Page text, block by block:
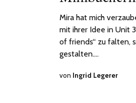
Mira hat mich
mit ihrer Idee in Unit
of friends“ zu falten,
gestalten.…
von Ingrid Legerer